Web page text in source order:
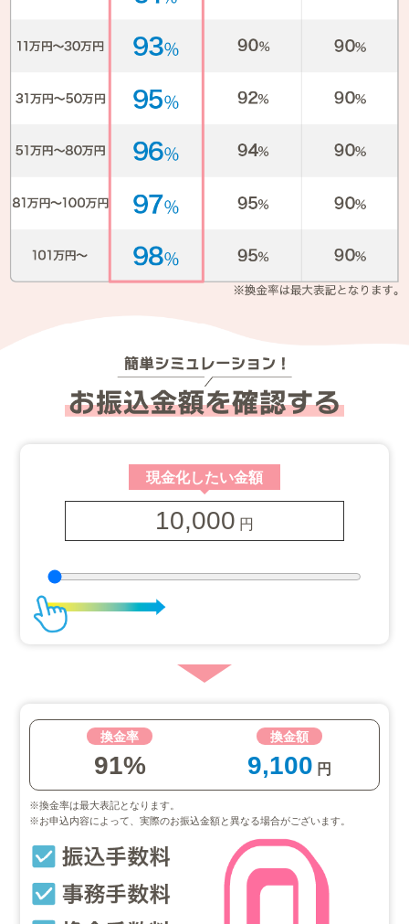
現金化したい金額
10,000 円
換金率
91%
換金額
9,100 円
※換金率は最大表記となります。
※お申込内容によって、実際のお振込金額と異なる場合がございます。